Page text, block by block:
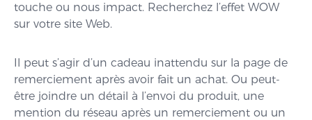
touche ou nous impact. Recherchez l’effet WOW
sur votre site Web.
Il peut s’agir d’un cadeau inattendu sur la page de
remerciement après avoir fait un achat. Ou peut-
être joindre un détail à l’envoi du produit, une
mention du réseau après un remerciement ou un